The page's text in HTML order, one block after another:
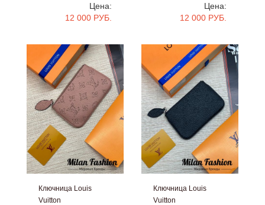
Цена:
12 000 РУБ.
Цена:
12 000 РУБ.
Ключница Louis
Vuitton
Ключница Louis
Vuitton